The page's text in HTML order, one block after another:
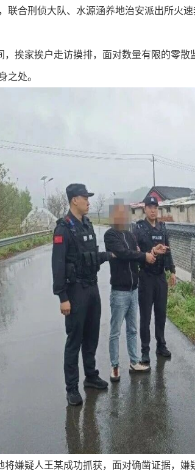
， 联合刑侦大队、水源涵养地治安派出所火
， 挨家挨户走访摸排， 面对数量有限的零散
之处。
将嫌疑人王某成功抓获， 面对确凿证据， 嫌